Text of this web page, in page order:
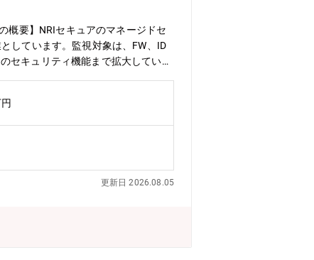
概要】NRIセキュアのマネージドセ
しています。監視対象は、FW、ID
セキュリティ機能まで拡大していま
ューション提案を中心に、マーケテ
客様のセキュリティ強化に貢献し
の創出や既存顧客へのアップセル・
るとともに、当社のファンを増やし
心とした当社ソリューションの営業
献いただくことを期待していま
ョン提案・マーケティング施策やプ
。SOC・マネージドセキュリティサ
更新日 2026.08.05